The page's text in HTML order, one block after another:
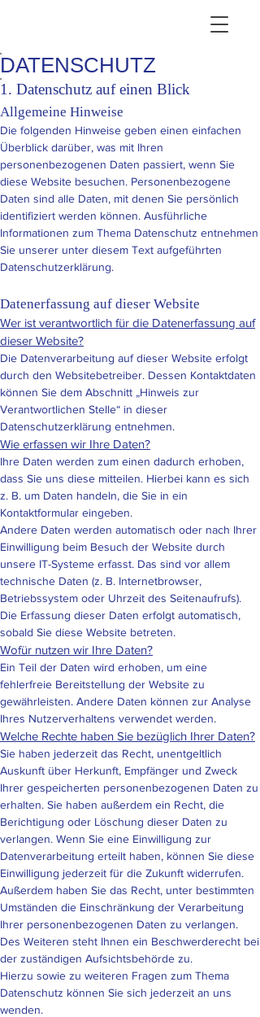
DATENSCHUTZ
1. Datenschutz auf einen Blick
Allgemeine Hinweise
Die folgenden Hinweise geben einen einfachen
Überblick darüber, was mit Ihren
personenbezogenen Daten passiert, wenn Sie
diese Website besuchen. Personenbezogene
Daten sind alle Daten, mit denen Sie persönlich
identifiziert werden können. Ausführliche
Informationen zum Thema Datenschutz entnehmen
Sie unserer unter diesem Text aufgeführten
Datenschutzerklärung.
Datenerfassung auf dieser Website
Wer ist verantwortlich für die Datenerfassung auf
dieser Website?
Die Datenverarbeitung auf dieser Website erfolgt
durch den Websitebetreiber. Dessen Kontaktdaten
können Sie dem Abschnitt „Hinweis zur
Verantwortlichen Stelle“ in dieser
Datenschutzerklärung entnehmen.
Wie erfassen wir Ihre Daten?
Ihre Daten werden zum einen dadurch erhoben,
dass Sie uns diese mitteilen. Hierbei kann es sich
z. B. um Daten handeln, die Sie in ein
Kontaktformular eingeben.
Andere Daten werden automatisch oder nach Ihrer
Einwilligung beim Besuch der Website durch
unsere IT-Systeme erfasst. Das sind vor allem
technische Daten (z. B. Internetbrowser,
Betriebssystem oder Uhrzeit des Seitenaufrufs).
Die Erfassung dieser Daten erfolgt automatisch,
sobald Sie diese Website betreten.
Wofür nutzen wir Ihre Daten?
Ein Teil der Daten wird erhoben, um eine
fehlerfreie Bereitstellung der Website zu
gewährleisten. Andere Daten können zur Analyse
Ihres Nutzerverhaltens verwendet werden.
Welche Rechte haben Sie bezüglich Ihrer Daten?
Sie haben jederzeit das Recht, unentgeltlich
Auskunft über Herkunft, Empfänger und Zweck
Ihrer gespeicherten personenbezogenen Daten zu
erhalten. Sie haben außerdem ein Recht, die
Berichtigung oder Löschung dieser Daten zu
verlangen. Wenn Sie eine Einwilligung zur
Datenverarbeitung erteilt haben, können Sie diese
Einwilligung jederzeit für die Zukunft widerrufen.
Außerdem haben Sie das Recht, unter bestimmten
Umständen die Einschränkung der Verarbeitung
Ihrer personenbezogenen Daten zu verlangen.
Des Weiteren steht Ihnen ein Beschwerderecht bei
der zuständigen Aufsichtsbehörde zu.
Hierzu sowie zu weiteren Fragen zum Thema
Datenschutz können Sie sich jederzeit an uns
wenden.